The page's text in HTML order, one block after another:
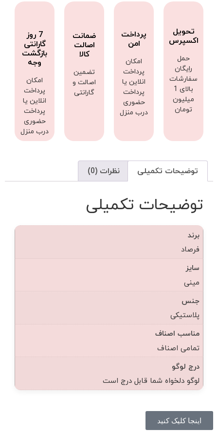
تحویل
اکسپرس
حمل
رایگان
سفارشات
بالای 1
میلیون
تومان
پرداخت
امن
امکان
پرداخت
انلاین یا
پرداخت
حضوری
درب منزل
ضمانت
اصالت
کالا
تضمین
اصالت و
گارانتی
7 روز
گارانتی
بازگشت
وجه
امکان
پرداخت
انلاین یا
پرداخت
حضوری
درب منزل
توضیحات تکمیلی نظرات (0)
توضیحات تکمیلی
برند
فرصاد
سایز
مینی
جنس
پلاستیکی
مناسب اصناف
تمامی اصناف
درج لوگو
لوگو دلخواه شما قابل درج است
اینجا کلیک کنید